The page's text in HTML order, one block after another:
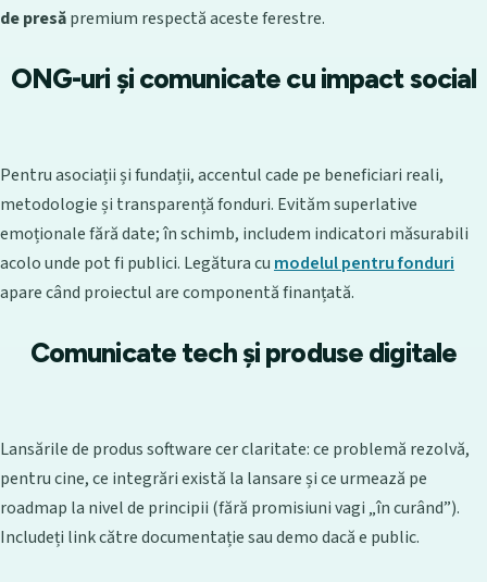
de presăpremium respectă aceste ferestre.
ONG-uri și comunicate cu impact social
Pentru asociații și fundații, accentul cade pe beneficiari reali,
metodologie și transparență fonduri. Evităm superlative
emoționale fără date; în schimb, includem indicatori măsurabili
acolo unde pot fi publici. Legătura cu modelul pentru fonduri
apare când proiectul are componentă finanțată.
Comunicate tech și produse digitale
Lansările de produs software cer claritate: ce problemă rezolvă,
pentru cine, ce integrări există la lansare și ce urmează pe
roadmap la nivel de principii (fără promisiuni vagi „în curând”).
Includeți link către documentație sau demo dacă e public.